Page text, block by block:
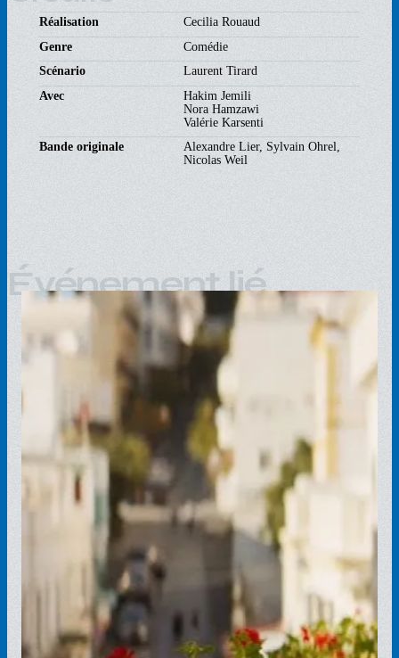
Réalisation
Cecilia Rouaud
Genre
Comédie
Scénario
Laurent Tirard
Avec
Hakim Jemili
Nora Hamzawi
Valérie Karsenti
Bande originale
Alexandre Lier, Sylvain Ohrel,
Nicolas Weil
Événement lié